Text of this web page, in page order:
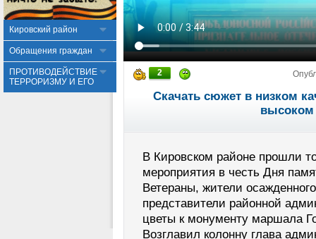
Кировский район
Обращения граждан
ПРОТИВОДЕЙСТВИЕ
ТЕРРОРИЗМУ И ЕГО
2
Скачать сюжет в низком
высоком
В Кировском районе прошли
мероприятия в честь Дня
Ветераны, жители
представители районной
цветы к монументу маршала
Возглавил колонну глава